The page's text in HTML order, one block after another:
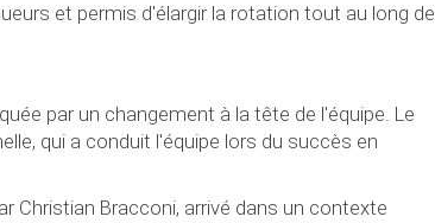
et permis d'élargir la rotation tout au long de
par un changement à la tête de l'équipe. Le
qui a conduit l'équipe lors du succès en
Christian Bracconi, arrivé dans un contexte